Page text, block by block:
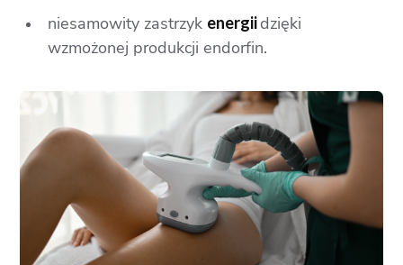
niesamowity zastrzyk energiidzięki
wzmożonej produkcji endorfin.